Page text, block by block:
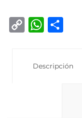
C
W
s
p
Descripción